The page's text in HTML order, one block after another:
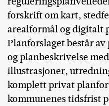
forskrift om kart,
arealformål og digitalt
Planforslaget består
og planbeskrivelse
illustrasjoner,
komplett privat
kommunenes tidsfrist